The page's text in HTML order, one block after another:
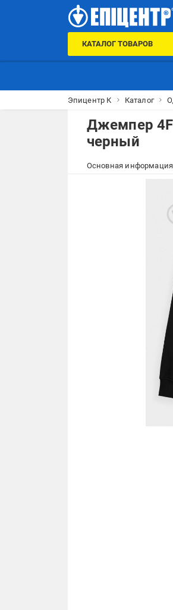
КАТАЛОГ ТОВАРОВ
Эпицентр К Каталог
Джемпер 4F
черный
Основная информация